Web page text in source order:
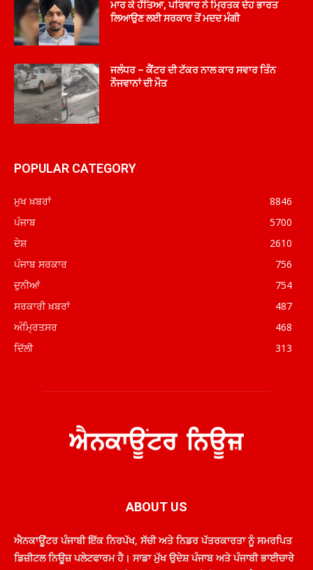
ਮਾਰ ਕੇ ਹੱਤਿਆ, ਪਰਿਵਾਰ ਨੇ ਮ੍ਰਿਤਕ ਦੇਹ ਭਾਰਤ
ਲਿਆਉਣ ਲਈ ਸਰਕਾਰ ਤੋਂ ਮਦਦ ਮੰਗੀ
ਜਲੰਧਰ – ਕੈਂਟਰ ਦੀ ਟੱਕਰ ਨਾਲ ਕਾਰ ਸਵਾਰ ਤਿੰਨ
ਨੌਜਵਾਨਾਂ ਦੀ ਮੌਤ
POPULAR CATEGORY
ਮੁਖ ਖ਼ਬਰਾਂ
8846
ਪੰਜਾਬ
5700
ਦੇਸ਼
2610
ਪੰਜਾਬ ਸਰਕਾਰ
756
ਦੁਨੀਆਂ
754
ਸਰਕਾਰੀ ਖ਼ਬਰਾਂ
487
ਅੰਮ੍ਰਿਤਸਰ
468
ਦਿੱਲੀ
313
ABOUT US
ਐਨਕਾਊਂਟਰ ਪੰਜਾਬੀ ਇੱਕ ਨਿਰਪੱਖ, ਸੱਚੀ ਅਤੇ ਨਿਡਰ ਪੱਤਰਕਾਰਤਾ ਨੂੰ ਸਮਰਪਿਤ
ਡਿਜ਼ੀਟਲ ਨਿਊਜ਼ ਪਲੇਟਫਾਰਮ ਹੈ। ਸਾਡਾ ਮੁੱਖ ਉਦੇਸ਼ ਪੰਜਾਬ ਅਤੇ ਪੰਜਾਬੀ ਭਾਈਚਾਰੇ